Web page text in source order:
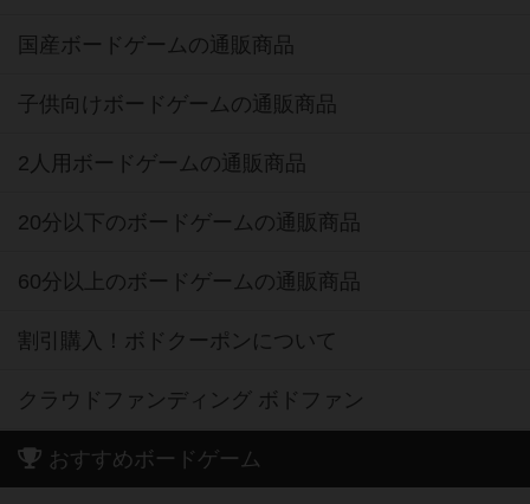
国産ボードゲームの通販商品
子供向けボードゲームの通販商品
2人用ボードゲームの通販商品
20分以下のボードゲームの通販商品
60分以上のボードゲームの通販商品
割引購入！ボドクーポンについて
クラウドファンディング ボドファン
おすすめボードゲーム